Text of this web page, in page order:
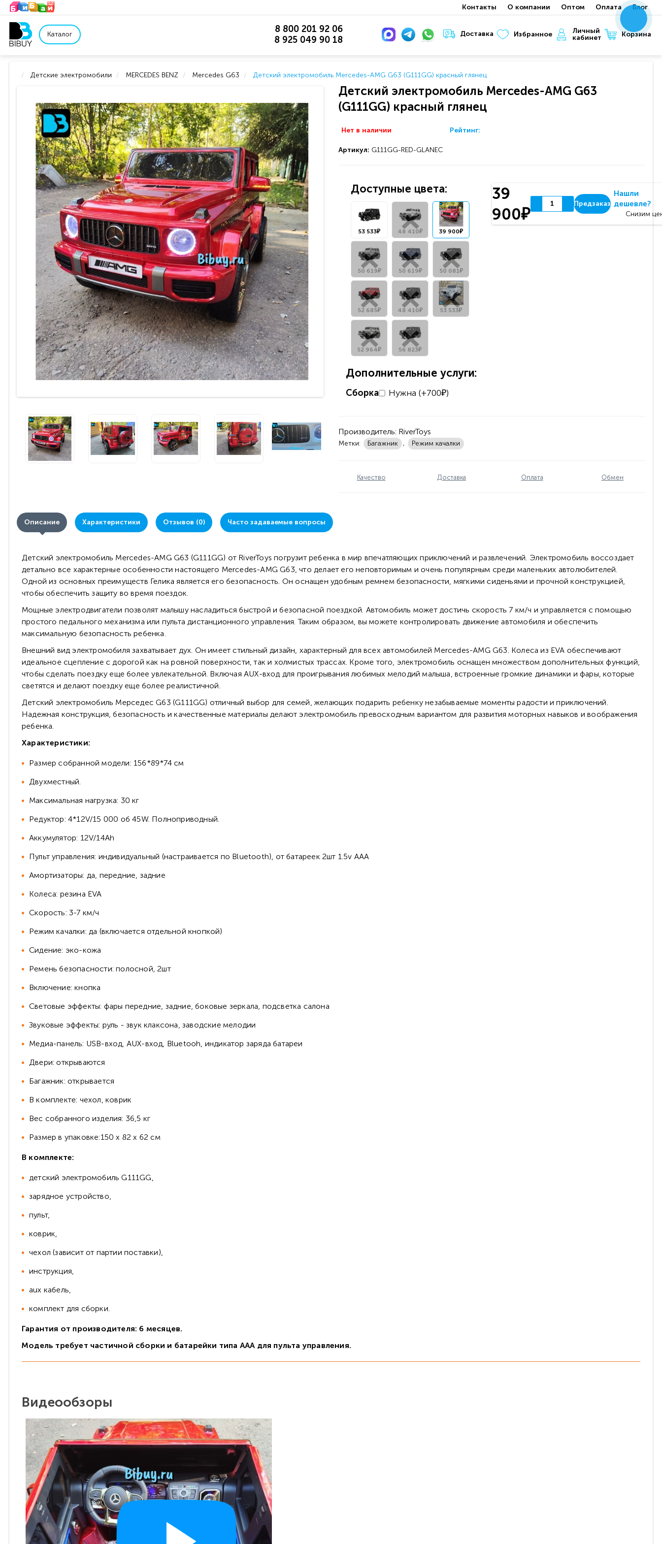
Контакты О компании Оптом Оплата Блог
Каталог
8 800 201 92 06
8 925 049 90 18
Доставка Избранное
Личный
кабинет
Корзина
Детские электромобили MERCEDES BENZ Mercedes G63 Детский электромобиль Mercedes-AMG G63 (G111GG) красный глянец
Детский электромобиль Mercedes-AMG G63
(G111GG) красный глянец
Нет в наличии Рейтинг:
Артикул: G111GG-RED-GLANEC
Доступные цвета:
53 533₽ 48 410₽ 39 900₽
50 619₽ 50 619₽ 50 081₽
52 685₽ 48 410₽ 53 533₽
52 964₽ 56 823₽
Дополнительные услуги:
Сборка Нужна (+700₽)
39
900₽
Предзаказ
Нашли
дешевле?
Снизим
Производитель: RiverToys
Метки: Багажник , Режим качалки
Качество Доставка Оплата Обмен
Описание Характеристики Отзывов (0) Часто задаваемые вопросы
Детский электромобиль Mercedes-AMG G63 (G111GG) от RiverToys погрузит ребенка в мир впечатляющих приключений и развлечений. Электромобиль воссоздает
детально все характерные особенности настоящего Mercedes-AMG G63, что делает его неповторимым и очень популярным среди маленьких автолюбителей.
Одной из основных преимуществ Гелика является его безопасность. Он оснащен удобным ремнем безопасности, мягкими сиденьями и прочной конструкцией,
чтобы обеспечить защиту во время поездок.
Мощные электродвигатели позволят малышу насладиться быстрой и безопасной поездкой. Автомобиль может достичь скорость 7 км/ч и управляется с помощью
простого педального механизма или пульта дистанционного управления. Таким образом, вы можете контролировать движение автомобиля и обеспечить
максимальную безопасность ребенка.
Внешний вид электромобиля захватывает дух. Он имеет стильный дизайн, характерный для всех автомобилей Mercedes-AMG G63. Колеса из EVA обеспечивают
идеальное сцепление с дорогой как на ровной поверхности, так и холмистых трассах. Кроме того, электромобиль оснащен множеством дополнительных функций,
чтобы сделать поездку еще более увлекательной. Включая AUX-вход для проигрывания любимых мелодий малыша, встроенные громкие динамики и фары, которые
светятся и делают поездку еще более реалистичной.
Детский электромобиль Мерседес G63 (G111GG) отличный выбор для семей, желающих подарить ребенку незабываемые моменты радости и приключений.
Надежная конструкция, безопасность и качественные материалы делают электромобиль превосходным вариантом для развития моторных навыков и воображения
ребенка.
Характеристики:
Размер собранной модели: 156*89*74 см
Двухместный.
Максимальная нагрузка: 30 кг
Редуктор: 4*12V/15 000 об 45W. Полноприводный.
Аккумулятор: 12V/14Ah
Пульт управления: индивидуальный (настраивается по Bluetooth), от батареек 2шт 1.5v AAA
Амортизаторы: да, передние, задние
Колеса: резина EVA
Скорость: 3-7 км/ч
Режим качалки: да (включается отдельной кнопкой)
Сидение: эко-кожа
Ремень безопасности: полосной, 2шт
Включение: кнопка
Световые эффекты: фары передние, задние, боковые зеркала, подсветка салона
Звуковые эффекты: руль - звук клаксона, заводские мелодии
Медиа-панель: USB-вход, AUX-вход, Bluetooh, индикатор заряда батареи
Двери: открываются
Багажник: открывается
В комплекте: чехол, коврик
Вес собранного изделия: 36,5 кг
Размер в упаковке:150 х 82 х 62 см
В комплекте:
детский электромобиль G111GG,
зарядное устройство,
пульт,
коврик,
чехол (зависит от партии поставки),
инструкция,
aux кабель,
комплект для сборки.
Гарантия от производителя: 6 месяцев.
Модель требует частичной сборки и батарейки типа ААА для пульта управления.
Видеообзоры
xxx